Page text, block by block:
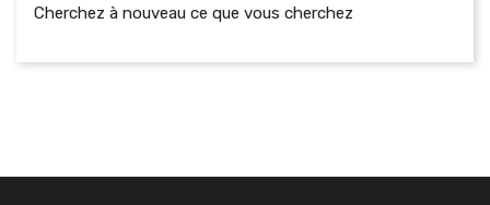
Cherchez à nouveau ce que vous cherchez